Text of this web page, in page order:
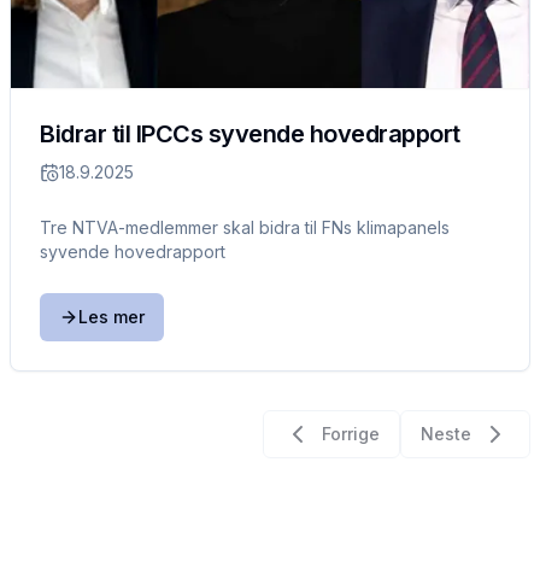
Bidrar til IPCCs syvende hovedrapport
18.9.2025
Tre NTVA-medlemmer skal bidra til FNs klimapanels
syvende hovedrapport
Les mer
Forrige Neste